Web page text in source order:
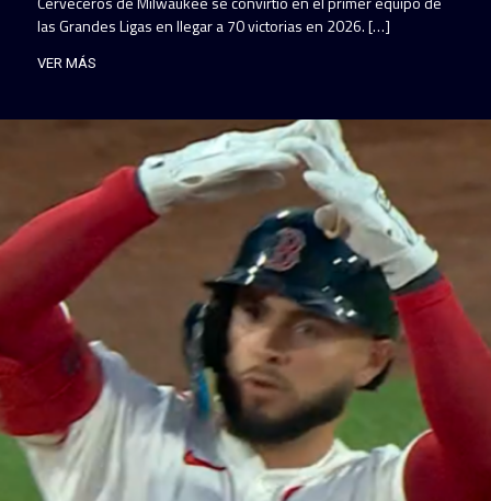
las Grandes Ligas en llegar a 70 victorias en 2026. […]
VER MÁS